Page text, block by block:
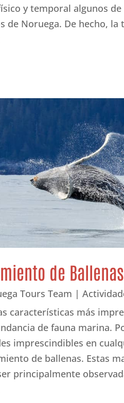
y temporal algunos
de Noruega. De hecho, la
de Ballenas
Tours Team |
características más
de fauna marina.
imprescindibles en
de ballenas. Estas
principalmente